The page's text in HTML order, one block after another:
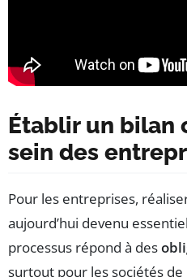
Établir un bilan
sein des
Pour les entreprises,
aujourd’hui devenu
processus répond à des
surtout pour les sociétés de